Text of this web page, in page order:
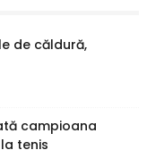
de căldură,
campioana
tenis